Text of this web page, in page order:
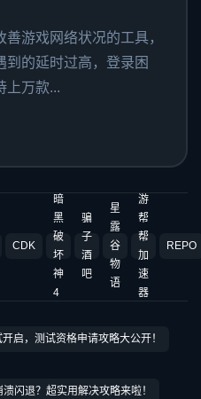
游戏网络状况的工具，
到的延时过高，登录困
上万款...
CDK
暗
黑
破
坏
神
4
骗
子
酒
吧
星
露
谷
物
语
游
帮
帮
加
速
器
REPO
启，测试资格申请攻略大公开！
闪退？超实用解决攻略来啦！